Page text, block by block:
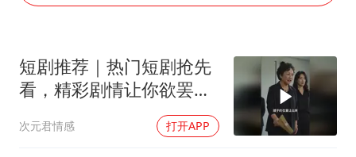
短剧推荐｜热门短剧抢先
看，精彩剧情让你欲罢不
次元君情感 打开APP